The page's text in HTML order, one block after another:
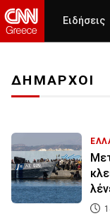
Ειδήσεις
ΔΗΜΑΡΧΟΙ